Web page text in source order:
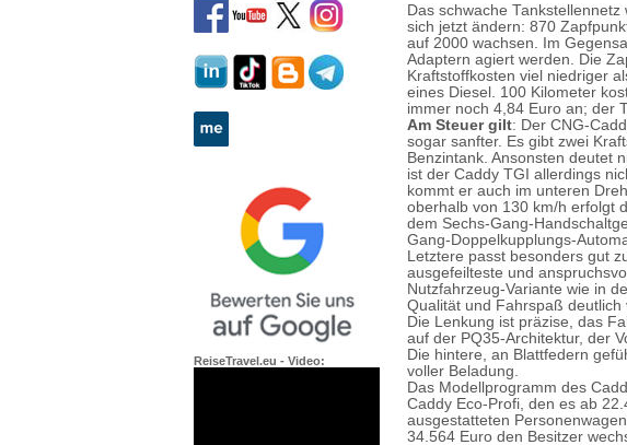
Das schwache
sich jetzt ändern: 870
auf 2000 wachsen. Im
Adaptern agiert werden. Die
Kraftstoffkosten viel niedriger
eines Diesel. 100 Kilometer
immer noch 4,84 Euro an; der
Am Steuer gilt: Der CNG-
sogar sanfter. Es gibt zwei
Benzintank. Ansonsten deutet
ist der Caddy TGI allerdings
kommt er auch im unteren
oberhalb von 130 km/h erfolgt
dem Sechs-Gang-
Gang-Doppelkupplungs-
Letztere passt besonders gut
ausgefeilteste und
Nutzfahrzeug-Variante wie in
Qualität und Fahrspaß deutlich
Die Lenkung ist präzise, das
auf der PQ35-Architektur, der
Die hintere, an Blattfedern
voller Beladung.
Das Modellprogramm des
Caddy Eco-Profi, den es ab
ausgestatteten
34.564 Euro den Besitzer
ReiseTravel.eu - Video: